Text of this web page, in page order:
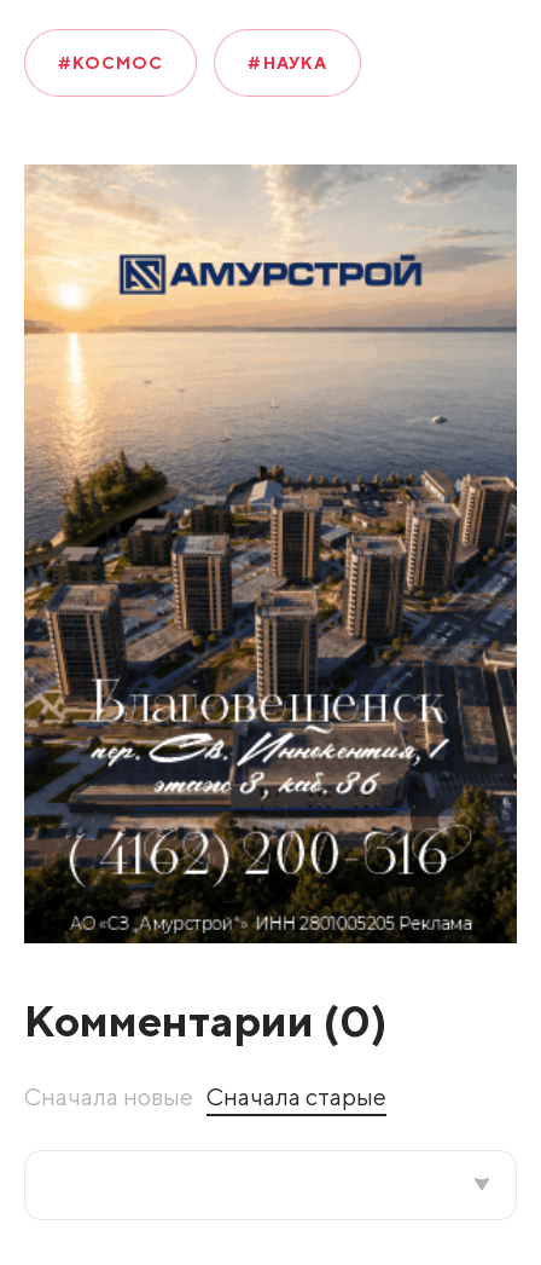
#КОСМОС #НАУКА
Комментарии (0)
Сначала новые Сначала старые